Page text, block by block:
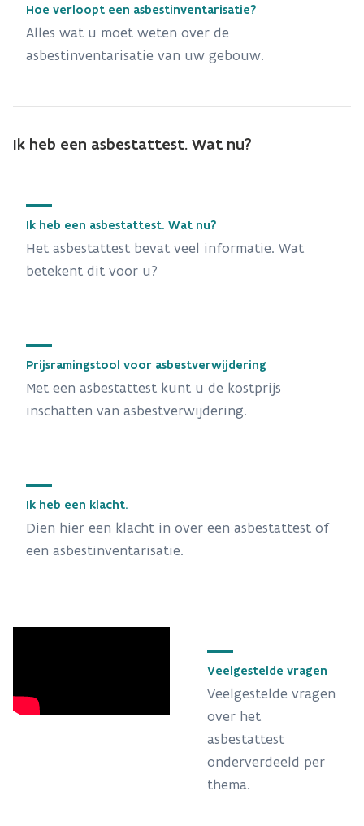
Hoe verloopt een asbestinventarisatie?
Alles wat u moet weten over de
asbestinventarisatie van uw gebouw.
Ik heb een asbestattest. Wat nu?
Ik heb een asbestattest. Wat nu?
Het asbestattest bevat veel informatie. Wat
betekent dit voor u?
Prijsramingstool voor asbestverwijdering
Met een asbestattest kunt u de kostprijs
inschatten van asbestverwijdering.
Ik heb een klacht.
Dien hier een klacht in over een asbestattest of
een asbestinventarisatie.
Veelgestelde vragen
Veelgestelde vragen
over het
asbestattest
onderverdeeld per
thema.